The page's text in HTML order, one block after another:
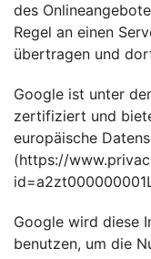
des
Regel an einen
übertragen und
Google ist unter
zertifiziert und
europäische
(https://
Google wird diese
benutzen, um die